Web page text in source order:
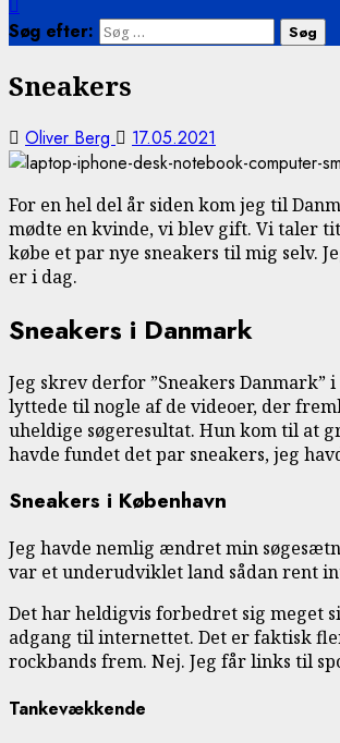
Søg efter:
Sneakers
Oliver Berg 17.05.2021
For en hel del år siden kom jeg til
mødte en kvinde, vi blev gift. Vi taler
købe et par nye sneakers til mig selv.
er i dag.
Sneakers i Danmark
Jeg skrev derfor ”Sneakers
lyttede til nogle af de videoer, der
uheldige søgeresultat. Hun kom til at
havde fundet det par sneakers, jeg
Sneakers i København
Jeg havde nemlig ændret min
var et underudviklet land sådan rent
Det har heldigvis forbedret sig meget
adgang til internettet. Det er faktisk
rockbands frem. Nej. Jeg får links til
Tankevækkende